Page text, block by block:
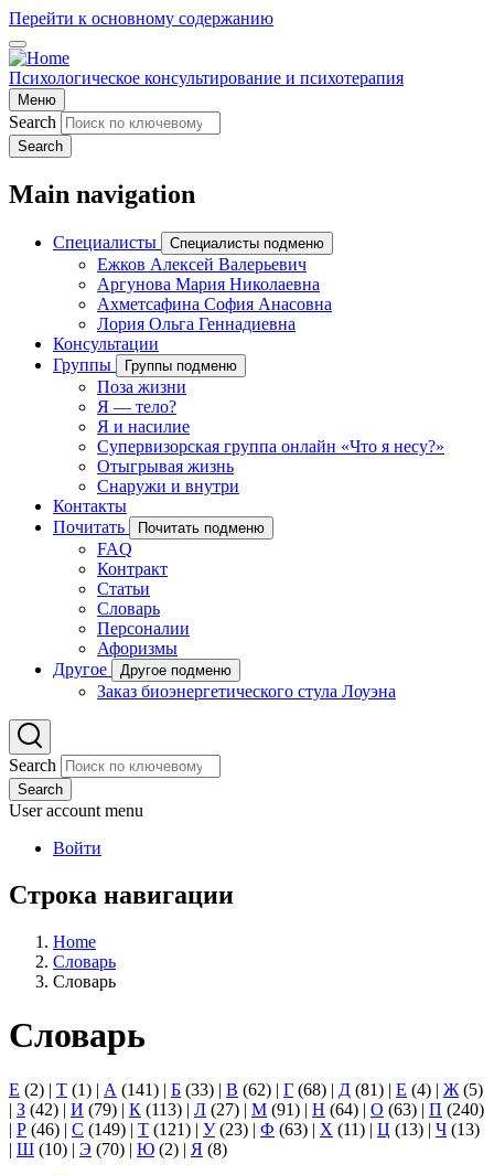
Перейти к основному содержанию
Психологическое консультирование и психотерапия
Меню
Search
Search
Main navigation
Специалисты Специалисты подменю
Ежков Алексей Валерьевич
Аргунова Мария Николаевна
Ахметсафина София Анасовна
Лория Ольга Геннадиевна
Консультации
Группы
Группы подменю
Поза жизни
Я — тело?
Я и насилие
Супервизорская группа онлайн «Что я несу?»
Отыгрывая жизнь
Снаружи и внутри
Контакты
Почитать
Почитать подменю
FAQ
Контракт
Статьи
Словарь
Персоналии
Афоризмы
Другое
Другое подменю
Заказ биоэнергетического стула Лоуэна
Search
Search
User account menu
Войти
Строка навигации
Home
Словарь
Словарь
Словарь
E (2) | T (1) | А (141) | Б (33) | В (62) | Г (68) | Д (81) | Е (4) | Ж (5)
| З (42) | И (79) | К (113) | Л (27) | М (91) | Н (64) | О (63) | П (240)
| Р (46) | С (149) | Т (121) | У(23) | Ф (63) | Х (11) | Ц (13) | Ч (13)
| Ш (10) | Э (70) | Ю (2) | Я (8)